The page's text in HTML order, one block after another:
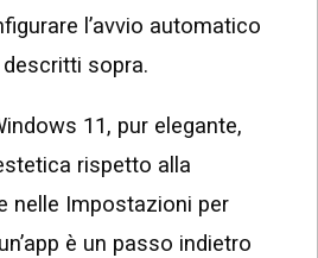
l’avvio automatico
sopra.
11, pur elegante,
rispetto alla
nelle Impostazioni per
è un passo indietro